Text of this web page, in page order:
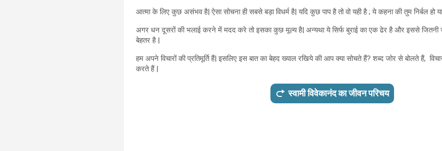
आत्मा के लिए कुछ असंभव है| ऐसा सोचना ही सबसे बड़ा विधर्म है| यदि कुछ पाप है तो वो यही है ; ये कहना की तुम निर्बल हो
अगर धन दूसरों की भलाई करने में मदद करे तो इसका कुछ मूल्य है| अन्यथा ये सिर्फ बुराई का एक ढेर है और इससे जितनी
बेहतर है |
हम अपने विचारों की प्रतिमूर्ति हैं| इसलिए इस बात का बेहद ख्याल रखिये की आप क्या सोचते हैं? शब्द जोर से बोलते हैं,
करते हैं |
स्वामी विवेकानंद का जीवन परिचय